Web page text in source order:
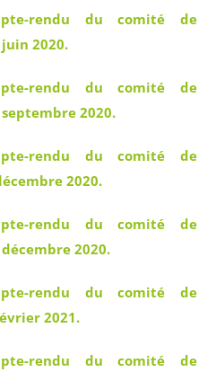
rendu du comité de
2020.
rendu du comité de
2020.
rendu du comité de
2020.
rendu du comité de
2020.
rendu du comité de
2021.
rendu du comité de